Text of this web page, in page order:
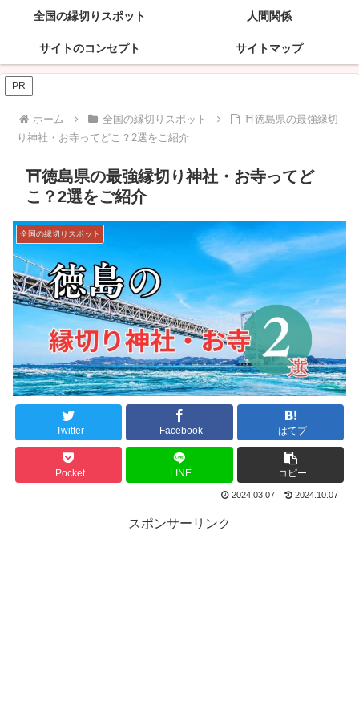
全国の縁切りスポット 人間関係
サイトのコンセプト サイトマップ
PR
ホーム 全国の縁切りスポット
⛩️徳島県の最強縁切
り神社・お寺ってどこ？2選をご紹介
⛩️徳島県の最強縁切り神社・お寺ってど
こ？2選をご紹介
全国の縁切りスポット
Twitter Facebook はてブ
Pocket LINE コピー
2024.03.07 2024.10.07
スポンサーリンク